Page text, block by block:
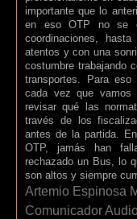
importante que lo
en eso OTP no se
coordinaciones,
atentos y con una
costumbre trabajando
transportes. Para
cada vez que vamos
revisar qué las
través de los
antes de la partida.
OTP, jamás han
rechazado un Bus, lo
son altos y siempre
Artemio Espinosa
Comunicador